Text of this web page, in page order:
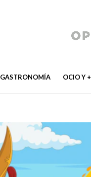
GASTRONOMÍA OCIO Y +